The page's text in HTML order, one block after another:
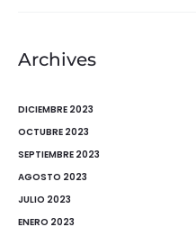
Archives
DICIEMBRE 2023
OCTUBRE 2023
SEPTIEMBRE 2023
AGOSTO 2023
JULIO 2023
ENERO 2023